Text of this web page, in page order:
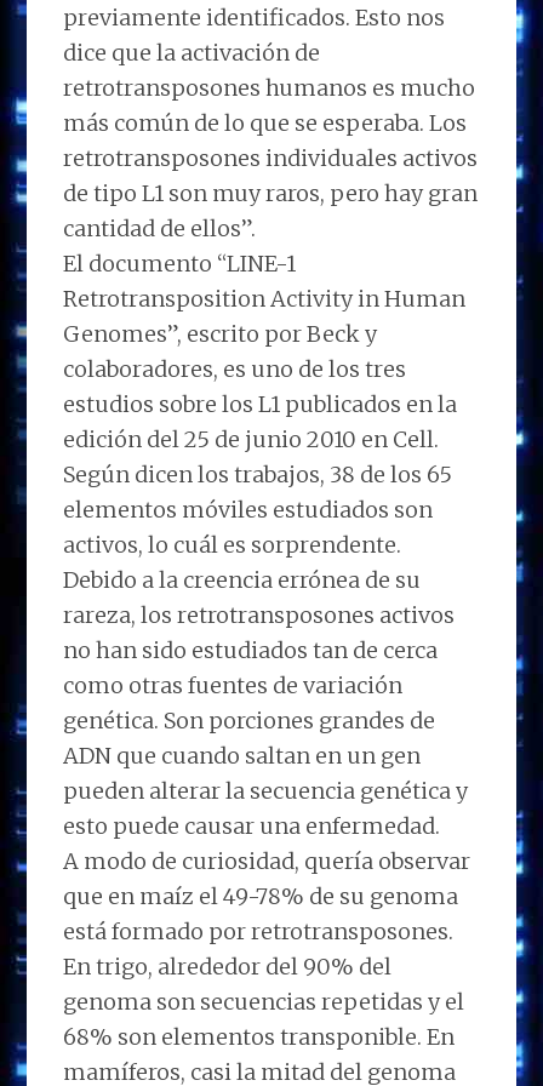
previamente identificados. Esto nos
dice que la activación de
retrotransposones humanos es mucho
más común de lo que se esperaba. Los
retrotransposones individuales activos
de tipo L1 son muy raros, pero hay gran
cantidad de ellos”.
El documento “LINE-1
Retrotransposition Activity in Human
Genomes”, escrito por Beck y
colaboradores, es uno de los tres
estudios sobre los L1 publicados en la
edición del 25 de junio 2010 en Cell.
Según dicen los trabajos, 38 de los 65
elementos móviles estudiados son
activos, lo cuál es sorprendente.
Debido a la creencia errónea de su
rareza, los retrotransposones activos
no han sido estudiados tan de cerca
como otras fuentes de variación
genética. Son porciones grandes de
ADN que cuando saltan en un gen
pueden alterar la secuencia genética y
esto puede causar una enfermedad.
A modo de curiosidad, quería observar
que en maíz el 49-78% de su genoma
está formado por retrotransposones.
En trigo, alrededor del 90% del
genoma son secuencias repetidas y el
68% son elementos transponible. En
mamíferos, casi la mitad del genoma